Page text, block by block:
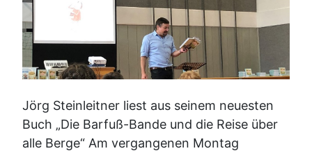
Jörg Steinleitner liest aus seinem neuesten
Buch „Die Barfuß-Bande und die Reise über
alle Berge“ Am vergangenen Montag